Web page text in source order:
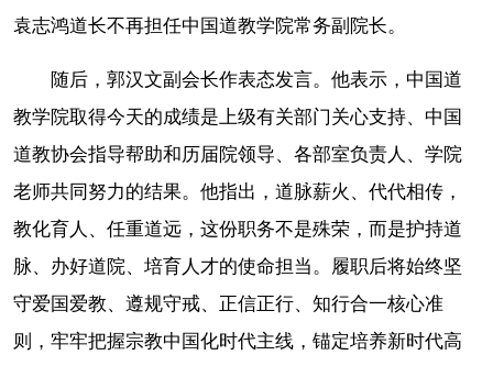
袁志鸿道长不再担任中国道教学院常务副院长。
随后，郭汉文副会长作表态发言。他表示，中国道
教学院取得今天的成绩是上级有关部门关心支持、中国
道教协会指导帮助和历届院领导、各部室负责人、学院
老师共同努力的结果。他指出，道脉薪火、代代相传，
教化育人、任重道远，这份职务不是殊荣，而是护持道
脉、办好道院、培育人才的使命担当。履职后将始终坚
守爱国爱教、遵规守戒、正信正行、知行合一核心准
则，牢牢把握宗教中国化时代主线，锚定培养新时代高